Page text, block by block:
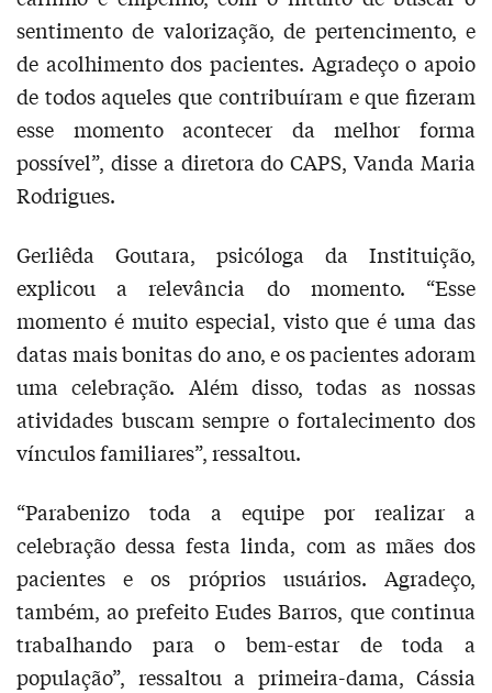
sentimento de valorização, de pertencimento, e
de acolhimento dos pacientes. Agradeço o apoio
de todos aqueles que contribuíram e que fizeram
esse momento acontecer da melhor forma
possível”, disse a diretora do CAPS, Vanda Maria
Rodrigues.
Gerliêda Goutara, psicóloga da Instituição,
explicou a relevância do momento. “Esse
momento é muito especial, visto que é uma das
datas mais bonitas do ano, e os pacientes adoram
uma celebração. Além disso, todas as nossas
atividades buscam sempre o fortalecimento dos
vínculos familiares”, ressaltou.
“Parabenizo toda a equipe por realizar a
celebração dessa festa linda, com as mães dos
pacientes e os próprios usuários. Agradeço,
também, ao prefeito Eudes Barros, que continua
trabalhando para o bem-estar de toda a
população”, ressaltou a primeira-dama, Cássia